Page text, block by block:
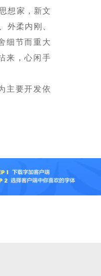
想家，新文
外柔内刚、
细节而重大
来，心闲手
主要开发依